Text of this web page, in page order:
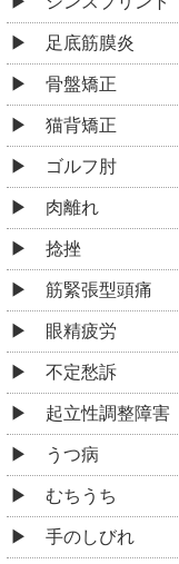
うつ病
むちうち
手のしびれ
足のしびれ
美容鍼
交通事故・むち
その他
お役立ち情報
整体とマッサー
腰痛のお悩み、
果
新宿区四谷で健
院
好転反応とは何